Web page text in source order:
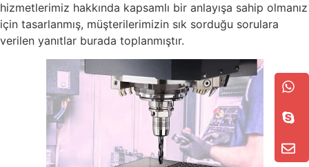
hizmetlerimiz hakkında kapsamlı bir anlayışa sahip olmanız
için tasarlanmış, müşterilerimizin sık sorduğu sorulara
verilen yanıtlar burada toplanmıştır.